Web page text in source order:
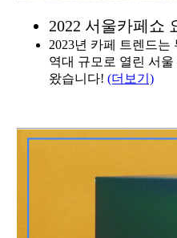
2022 서울카페쇼
2023년 카페 트렌드는
역대 규모로 열린 서
왔습니다! (더보기)